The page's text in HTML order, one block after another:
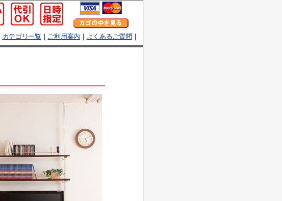
カテゴリ一覧 ｜ ご利用案内 ｜ よくあるご質問 ｜